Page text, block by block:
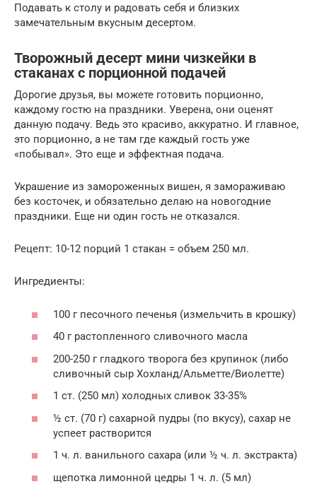
Подавать к столу и радовать себя и близких
замечательным вкусным десертом.
Творожный десерт мини чизкейки в
стаканах с порционной подачей
Дорогие друзья, вы можете готовить порционно,
каждому гостю на праздники. Уверена, они оценят
данную подачу. Ведь это красиво, аккуратно. И главное,
это порционно, а не там где каждый гость уже
«побывал». Это еще и эффектная подача.
Украшение из замороженных вишен, я замораживаю
без косточек, и обязательно делаю на новогодние
праздники. Еще ни один гость не отказался.
Рецепт: 10-12 порций 1 стакан = объем 250 мл.
Ингредиенты:
100 г песочного печенья (измельчить в крошку)
40 г растопленного сливочного масла
200-250 г гладкого творога без крупинок (либо
сливочный сыр Хохланд/Альметте/Виолетте)
1 ст. (250 мл) холодных сливок 33-35%
½ ст. (70 г) сахарной пудры (по вкусу), сахар не
успеет растворится
1 ч. л. ванильного сахара (или ½ ч. л. экстракта)
щепотка лимонной цедры 1 ч. л. (5 мл)